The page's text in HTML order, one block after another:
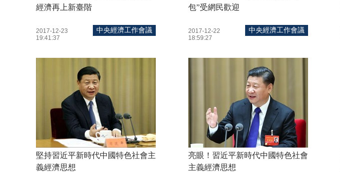
經濟再上新臺階
中央經濟工作會議
2017-12-23
19:41:37
包”受網民歡迎
中央經濟工作會議
2017-12-22
18:59:27
堅持習近平新時代中國特色社會主
義經濟思想
亮眼！習近平新時代中國特色社會
主義經濟思想